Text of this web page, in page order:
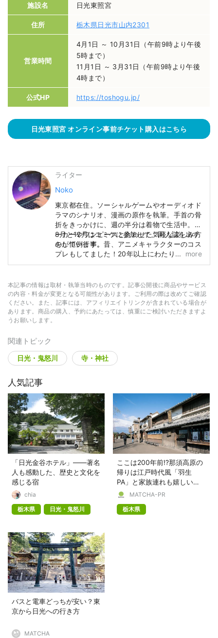
施設名 日光東照宮
住所 栃木県日光市山内2301
営業時間
4月1日 ～ 10月31日（午前9時より午後
5時まで）
11月1日 ～ 3月31日（午前9時より午後
4時まで）
公式HP https://toshogu.jp/
日光東照宮 オンライン事前チケット購入はこちら
ライター
Noko
東京都在住。ソーシャルゲームやオーディオド
ラマのシナリオ、漫画の原作を執筆。手首の骨
折をきっかけに、週の半分は着物で生活中。パ
ーカーやワンピースと合わせた気軽な楽しみ方
をしています。
8月と12月はコミケに参加して、同人誌を出す
のが恒例行事。昔、アニメキャラクターのコス
プレもしてました！20年以上にわたり、創作
や表現の活動をしています。
more
本記事の情報は取材・執筆当時のものです。記事公開後に商品やサービス
の内容・料金が変更となる可能性があります。ご利用の際は改めてご確認
ください。また、記事には、アフィリエイトリンクが含まれている場合が
あります。商品の購入、予約にあたっては、慎重にご検討いただきますよ
うお願いします。
関連トピック
日光・鬼怒川 寺・神社
人気記事
「日光金谷ホテル」——著名
人も感動した、歴史と文化を
感じる宿
chia
栃木県
日光・鬼怒川
ここは200年前!?那須高原の
帰りは江戸時代風「羽生
PA」と家族連れも嬉しい
「蓮田SA」へ
MATCHA-PR
栃木県
バスと電車どっちが安い？東
京から日光への行き方
MATCHA